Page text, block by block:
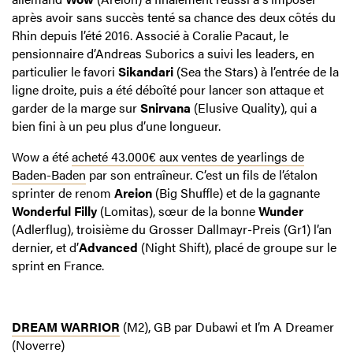
après avoir sans succès tenté sa chance des deux côtés du
Rhin depuis l’été 2016. Associé à Coralie Pacaut, le
pensionnaire d’Andreas Suborics a suivi les leaders, en
particulier le favori Sikandari (Sea the Stars) à l’entrée de la
ligne droite, puis a été déboîté pour lancer son attaque et
garder de la marge surSnirvana (Elusive Quality), qui a
bien fini à un peu plus d’une longueur.
Wow a étéacheté 43.000€ aux ventes de yearlings de
Baden-Baden par son entraîneur. C’est un fils de l’étalon
sprinter de renom Areion (Big Shuffle) et de la gagnante
Wonderful Filly (Lomitas), sœur de la bonneWunder
(Adlerflug), troisième du Grosser Dallmayr-Preis (Gr1) l’an
dernier, et d’Advanced (Night Shift), placé de groupe sur le
sprint en France.
DREAM WARRIOR (M2), GB par Dubawi et I’m A Dreamer
(Noverre)